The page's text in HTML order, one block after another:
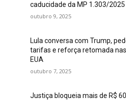
caducidade da MP 1.303/2025
outubro 9, 2025
Lula conversa com Trump,
tarifas e reforça retomada
EUA
outubro 7, 2025
Justiça bloqueia mais de R$